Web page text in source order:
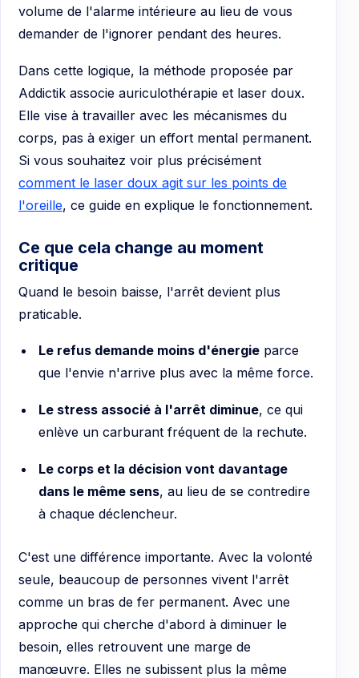
volume de l'alarme intérieure au lieu de vous
demander de l'ignorer pendant des heures.
Dans cette logique, la méthode proposée par
Addictik associe auriculothérapie et laser doux.
Elle vise à travailler avec les mécanismes du
corps, pas à exiger un effort mental permanent.
Si vous souhaitez voir plus précisément
comment le laser doux agit sur les points de
l'oreille, ce guide en explique le fonctionnement.
Ce que cela change au moment
critique
Quand le besoin baisse, l'arrêt devient plus
praticable.
Le refus demande moins d'énergieparce
que l'envie n'arrive plus avec la même force.
Le stress associé à l'arrêt diminue, ce qui
enlève un carburant fréquent de la rechute.
Le corps et la décision vont davantage
dans le même sens, au lieu de se contredire
à chaque déclencheur.
C'est une différence importante. Avec la volonté
seule, beaucoup de personnes vivent l'arrêt
comme un bras de fer permanent. Avec une
approche qui cherche d'abord à diminuer le
besoin, elles retrouvent une marge de
manœuvre. Elles ne subissent plus la même